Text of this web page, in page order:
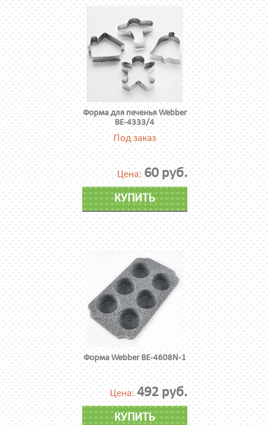
Форма для печенья Webber
ВЕ-4333/4
Под заказ
Цена: 60 руб.
КУПИТЬ
Форма Webber BE-4608N-1
Цена: 492 руб.
КУПИТЬ